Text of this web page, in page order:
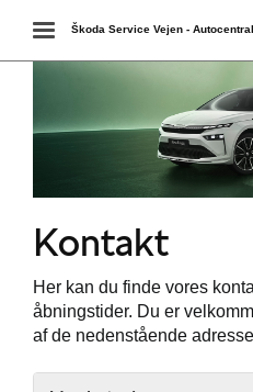
Toggle
navigation
Škoda Service Vejen -
Kontakt
Her kan du finde vores
åbningstider. Du er
af de nedenstående